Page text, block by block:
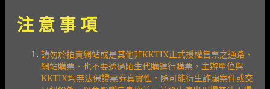
注 意 事 項
請勿於拍賣網站或是其他非KKTIX正式授權售票之通路、
網站購票、也不要透過陌生代購進行購票，主辦單位與
KKTIX均無法保證票券真實性。除可能衍生詐騙案件或交